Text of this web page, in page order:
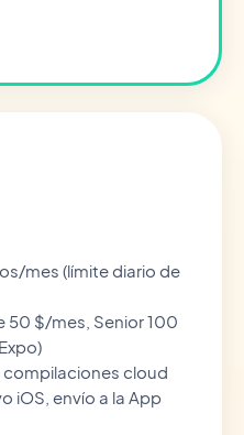
mes (límite diario de
50 $/mes, Senior 100
cloud
iOS, envío a la App